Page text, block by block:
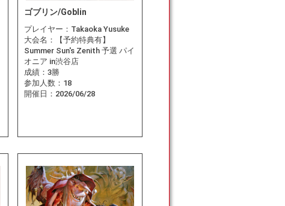
ゴブリン/Goblin
プレイヤー： Takaoka Yusuke
大会名：
【予約特典有】
Summer Sun's Zenith 予選 パイ
オニア in渋谷店
成績： 3勝
参加人数： 18
開催日： 2026/06/28